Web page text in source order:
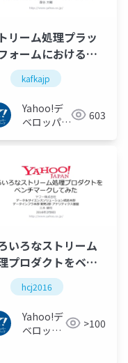
リーム処理プラッ
ォームにおける
導入事例
kafkajp
Yahoo!デ
ベロッパー
603
いろなストリーム
プロダクトをベン
ークしてみた
hcj2016
Yahoo!デ
ベロッパ
>100